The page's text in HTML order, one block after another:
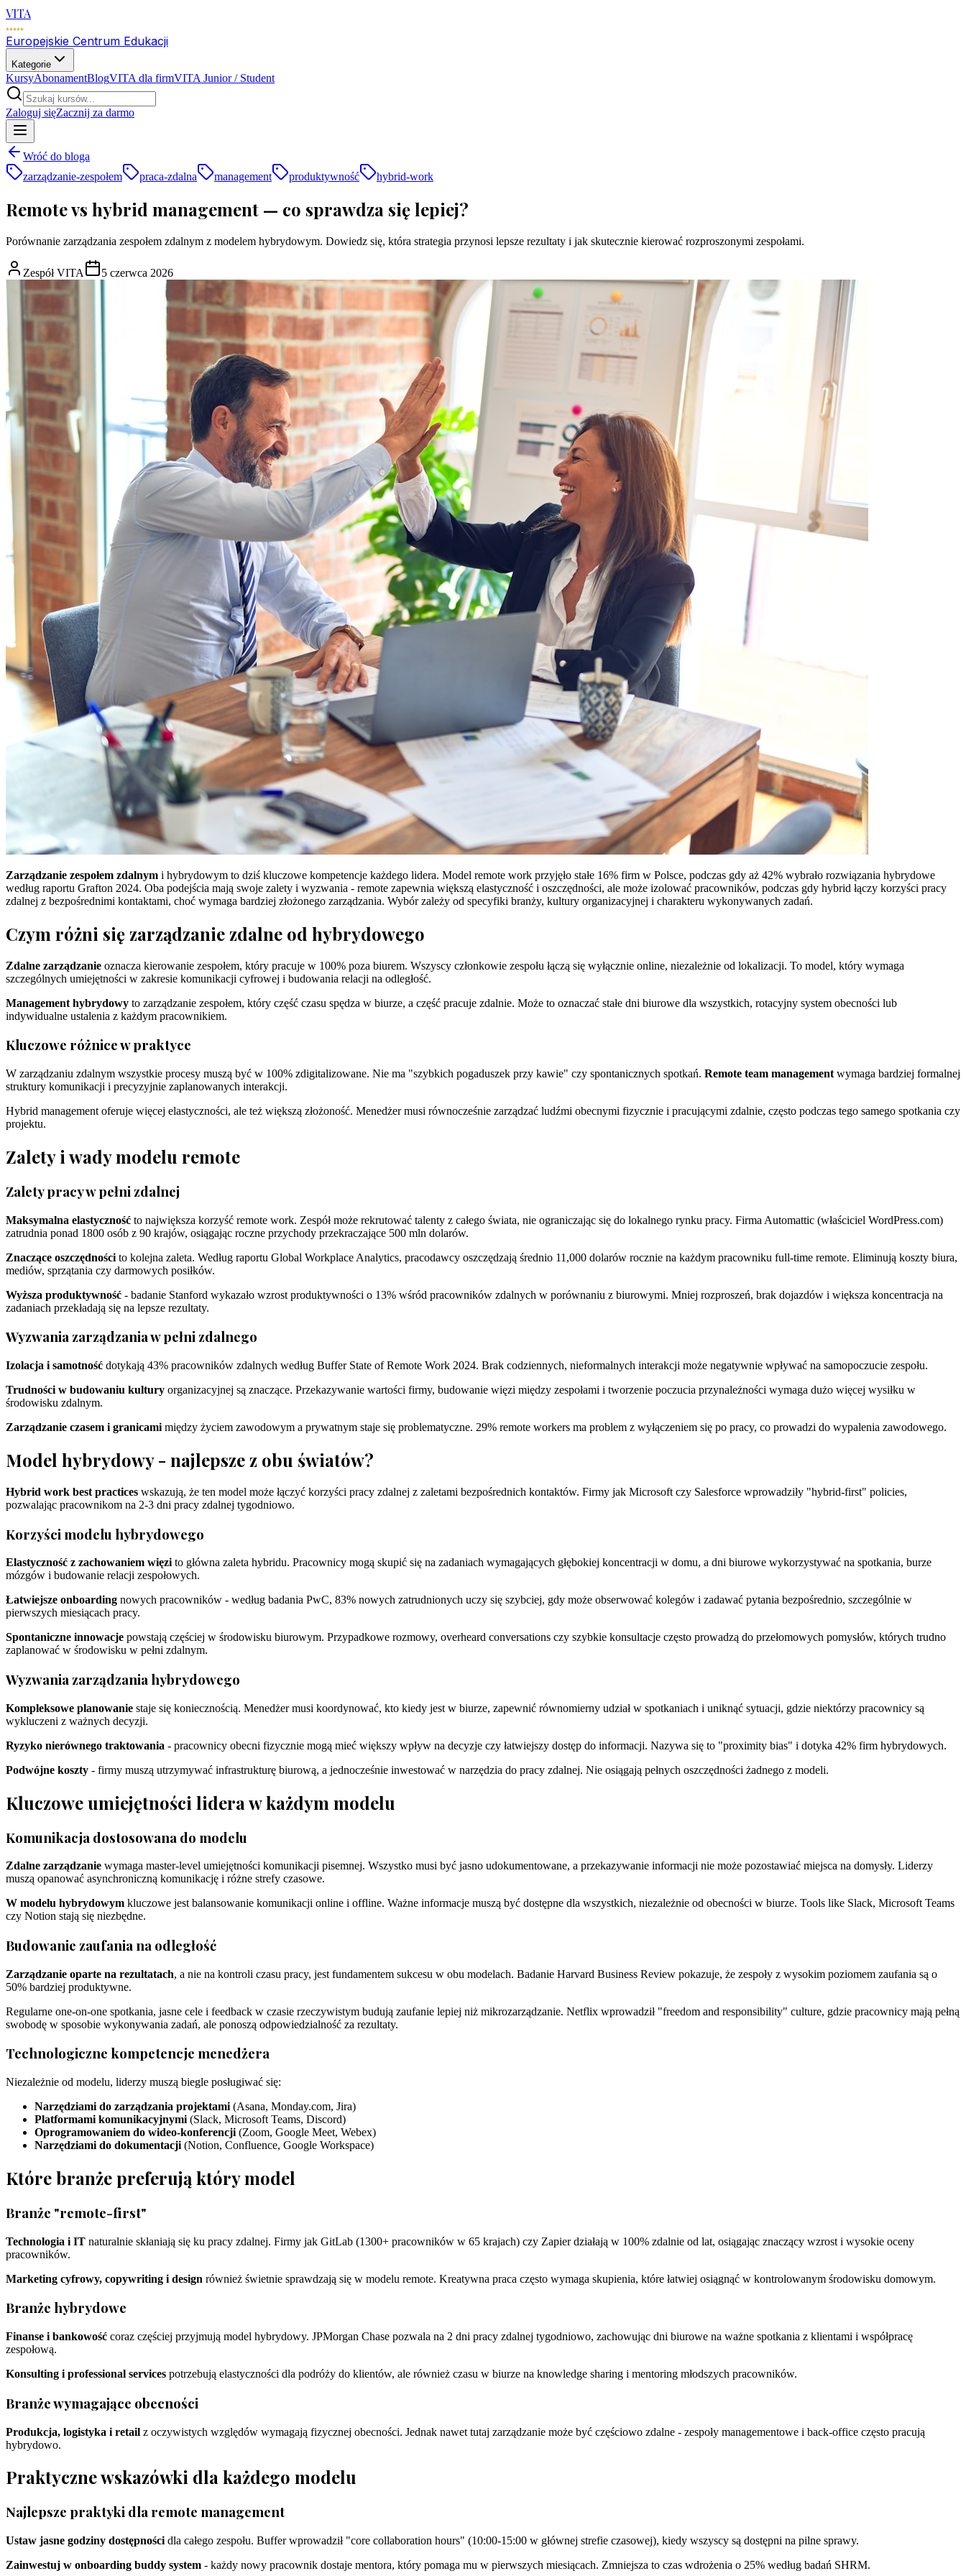
VITA
Europejskie Centrum Edukacji
Kategorie
KursyAbonamentBlogVITA dla firmVITA Junior / Student
Zaloguj sięZacznij za darmo
Wróć do bloga
zarządzanie-zespołem
praca-zdalna management produktywność hybrid-work
Remote vs hybrid management — co sprawdza się lepiej?
Porównanie zarządzania zespołem zdalnym z modelem hybrydowym. Dowiedz się, która strategia przynosi lepsze rezultaty i jak skutecznie kierować rozproszonymi zespołami.
Zespół VITA 5 czerwca 2026
Zarządzanie zespołem zdalnym i hybrydowym to dziś kluczowe kompetencje każdego lidera. Model remote work przyjęło stałe 16% firm w Polsce, podczas gdy aż 42% wybrało rozwiązania hybrydowe
według raportu Grafton 2024. Oba podejścia mają swoje zalety i wyzwania - remote zapewnia większą elastyczność i oszczędności, ale może izolować pracowników, podczas gdy hybrid łączy korzyści pracy
zdalnej z bezpośrednimi kontaktami, choć wymaga bardziej złożonego zarządzania. Wybór zależy od specyfiki branży, kultury organizacyjnej i charakteru wykonywanych zadań.
Czym różni się zarządzanie zdalne od hybrydowego
Zdalne zarządzanie oznacza kierowanie zespołem, który pracuje w 100% poza biurem. Wszyscy członkowie zespołu łączą się wyłącznie online, niezależnie od lokalizacji. To model, który wymaga
szczególnych umiejętności w zakresie komunikacji cyfrowej i budowania relacji na odległość.
Management hybrydowy to zarządzanie zespołem, który część czasu spędza w biurze, a część pracuje zdalnie. Może to oznaczać stałe dni biurowe dla wszystkich, rotacyjny system obecności lub
indywidualne ustalenia z każdym pracownikiem.
Kluczowe różnice w praktyce
W zarządzaniu zdalnym wszystkie procesy muszą być w 100% zdigitalizowane. Nie ma "szybkich pogaduszek przy kawie" czy spontanicznych spotkań. Remote team management wymaga bardziej formalnej
struktury komunikacji i precyzyjnie zaplanowanych interakcji.
Hybrid management oferuje więcej elastyczności, ale też większą złożoność. Menedżer musi równocześnie zarządzać ludźmi obecnymi fizycznie i pracującymi zdalnie, często podczas tego samego spotkania czy
projektu.
Zalety i wady modelu remote
Zalety pracy w pełni zdalnej
Maksymalna elastyczność to największa korzyść remote work. Zespół może rekrutować talenty z całego świata, nie ograniczając się do lokalnego rynku pracy. Firma Automattic (właściciel WordPress.com)
zatrudnia ponad 1800 osób z 90 krajów, osiągając roczne przychody przekraczające 500 mln dolarów.
Znaczące oszczędności to kolejna zaleta. Według raportu Global Workplace Analytics, pracodawcy oszczędzają średnio 11,000 dolarów rocznie na każdym pracowniku full-time remote. Eliminują koszty biura,
mediów, sprzątania czy darmowych posiłków.
Wyższa produktywność - badanie Stanford wykazało wzrost produktywności o 13% wśród pracowników zdalnych w porównaniu z biurowymi. Mniej rozproszeń, brak dojazdów i większa koncentracja na
zadaniach przekładają się na lepsze rezultaty.
Wyzwania zarządzania w pełni zdalnego
Izolacja i samotność dotykają 43% pracowników zdalnych według Buffer State of Remote Work 2024. Brak codziennych, nieformalnych interakcji może negatywnie wpływać na samopoczucie zespołu.
Trudności w budowaniu kultury organizacyjnej są znaczące. Przekazywanie wartości firmy, budowanie więzi między zespołami i tworzenie poczucia przynależności wymaga dużo więcej wysiłku w
środowisku zdalnym.
Zarządzanie czasem i granicami między życiem zawodowym a prywatnym staje się problematyczne. 29% remote workers ma problem z wyłączeniem się po pracy, co prowadzi do wypalenia zawodowego.
Model hybrydowy - najlepsze z obu światów?
Hybrid work best practices wskazują, że ten model może łączyć korzyści pracy zdalnej z zaletami bezpośrednich kontaktów. Firmy jak Microsoft czy Salesforce wprowadziły "hybrid-first" policies,
pozwalając pracownikom na 2-3 dni pracy zdalnej tygodniowo.
Korzyści modelu hybrydowego
Elastyczność z zachowaniem więzi to główna zaleta hybridu. Pracownicy mogą skupić się na zadaniach wymagających głębokiej koncentracji w domu, a dni biurowe wykorzystywać na spotkania, burze
mózgów i budowanie relacji zespołowych.
Łatwiejsze onboarding nowych pracowników - według badania PwC, 83% nowych zatrudnionych uczy się szybciej, gdy może obserwować kolegów i zadawać pytania bezpośrednio, szczególnie w
pierwszych miesiącach pracy.
Spontaniczne innowacje powstają częściej w środowisku biurowym. Przypadkowe rozmowy, overheard conversations czy szybkie konsultacje często prowadzą do przełomowych pomysłów, których trudno
zaplanować w środowisku w pełni zdalnym.
Wyzwania zarządzania hybrydowego
Kompleksowe planowanie staje się koniecznością. Menedżer musi koordynować, kto kiedy jest w biurze, zapewnić równomierny udział w spotkaniach i uniknąć sytuacji, gdzie niektórzy pracownicy są
wykluczeni z ważnych decyzji.
Ryzyko nierównego traktowania - pracownicy obecni fizycznie mogą mieć większy wpływ na decyzje czy łatwiejszy dostęp do informacji. Nazywa się to "proximity bias" i dotyka 42% firm hybrydowych.
Podwójne koszty - firmy muszą utrzymywać infrastrukturę biurową, a jednocześnie inwestować w narzędzia do pracy zdalnej. Nie osiągają pełnych oszczędności żadnego z modeli.
Kluczowe umiejętności lidera w każdym modelu
Komunikacja dostosowana do modelu
Zdalne zarządzanie wymaga master-level umiejętności komunikacji pisemnej. Wszystko musi być jasno udokumentowane, a przekazywanie informacji nie może pozostawiać miejsca na domysły. Liderzy
muszą opanować asynchroniczną komunikację i różne strefy czasowe.
W modelu hybrydowym kluczowe jest balansowanie komunikacji online i offline. Ważne informacje muszą być dostępne dla wszystkich, niezależnie od obecności w biurze. Tools like Slack, Microsoft Teams
czy Notion stają się niezbędne.
Budowanie zaufania na odległość
Zarządzanie oparte na rezultatach, a nie na kontroli czasu pracy, jest fundamentem sukcesu w obu modelach. Badanie Harvard Business Review pokazuje, że zespoły z wysokim poziomem zaufania są o
50% bardziej produktywne.
Regularne one-on-one spotkania, jasne cele i feedback w czasie rzeczywistym budują zaufanie lepiej niż mikrozarządzanie. Netflix wprowadził "freedom and responsibility" culture, gdzie pracownicy mają pełną
swobodę w sposobie wykonywania zadań, ale ponoszą odpowiedzialność za rezultaty.
Technologiczne kompetencje menedżera
Niezależnie od modelu, liderzy muszą biegle posługiwać się:
Narzędziami do zarządzania projektami (Asana, Monday.com, Jira)
Platformami komunikacyjnymi (Slack, Microsoft Teams, Discord)
Oprogramowaniem do wideo-konferencji (Zoom, Google Meet, Webex)
Narzędziami do dokumentacji (Notion, Confluence, Google Workspace)
Które branże preferują który model
Branże "remote-first"
Technologia i IT naturalnie skłaniają się ku pracy zdalnej. Firmy jak GitLab (1300+ pracowników w 65 krajach) czy Zapier działają w 100% zdalnie od lat, osiągając znaczący wzrost i wysokie oceny
pracowników.
Marketing cyfrowy, copywriting i design również świetnie sprawdzają się w modelu remote. Kreatywna praca często wymaga skupienia, które łatwiej osiągnąć w kontrolowanym środowisku domowym.
Branże hybrydowe
Finanse i bankowość coraz częściej przyjmują model hybrydowy. JPMorgan Chase pozwala na 2 dni pracy zdalnej tygodniowo, zachowując dni biurowe na ważne spotkania z klientami i współpracę
zespołową.
Konsulting i professional services potrzebują elastyczności dla podróży do klientów, ale również czasu w biurze na knowledge sharing i mentoring młodszych pracowników.
Branże wymagające obecności
Produkcja, logistyka i retail z oczywistych względów wymagają fizycznej obecności. Jednak nawet tutaj zarządzanie może być częściowo zdalne - zespoły managementowe i back-office często pracują
hybrydowo.
Praktyczne wskazówki dla każdego modelu
Najlepsze praktyki dla remote management
Ustaw jasne godziny dostępności dla całego zespołu. Buffer wprowadził "core collaboration hours" (10:00-15:00 w głównej strefie czasowej), kiedy wszyscy są dostępni na pilne sprawy.
Zainwestuj w onboarding buddy system - każdy nowy pracownik dostaje mentora, który pomaga mu w pierwszych miesiącach. Zmniejsza to czas wdrożenia o 25% według badań SHRM.